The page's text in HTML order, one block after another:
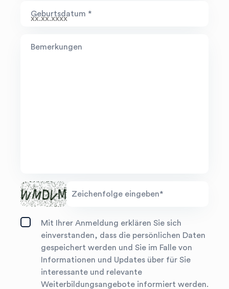
Geburtsdatum *
Bemerkungen
Zeichenfolge eingeben*
Mit Ihrer Anmeldung erklären Sie sich
einverstanden, dass die persönlichen Daten
gespeichert werden und Sie im Falle von
Informationen und Updates über für Sie
interessante und relevante
Weiterbildungsangebote informiert werden.